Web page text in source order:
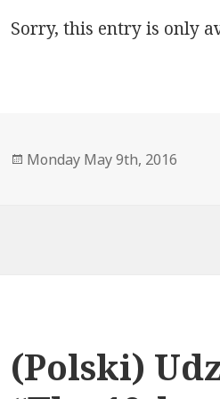
Sorry, this entry is only
Posted
Monday May 9th, 2016
(Polski)